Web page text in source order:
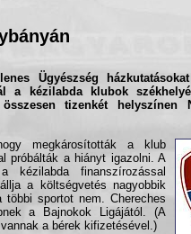
Ügyészség
a kézilabda klubok
tizenkét helyszínen
megkárosították a klub
próbálták a hiányt igazolni. A
kézilabda finanszírozással
a költségvetés nagyobbik
sportot nem. Chereches
a Bajnokok Ligájától. (A
a bérek kifizetésével.)